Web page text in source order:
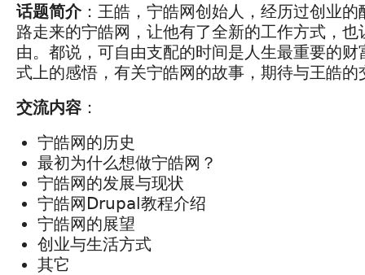
话题简介：王皓，宁皓网创始人，经历过创业
路走来的宁皓网，让他有了全新的工作方式，
由。都说，可自由支配的时间是人生最重要的
式上的感悟，有关宁皓网的故事，期待与王皓的
交流内容 ：
宁皓网的历史
最初为什么想做宁皓网？
宁皓网的发展与现状
宁皓网Drupal教程介绍
宁皓网的展望
创业与生活方式
其它